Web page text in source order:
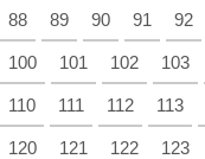
88 89 90 91 92
100 101 102 103
110 111 112 113
120 121 122 123